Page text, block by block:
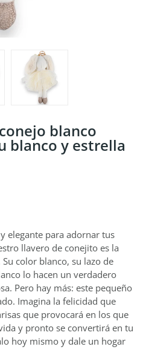
blanco
blanco y estrella
elegante para adornar tus
llavero de conejito es la
color blanco, su lazo de
lo hacen un verdadero
Pero hay más: este pequeño
Imagina la felicidad que
que provocará en los que
y pronto se convertirá en tu
hoy mismo y dale un hogar